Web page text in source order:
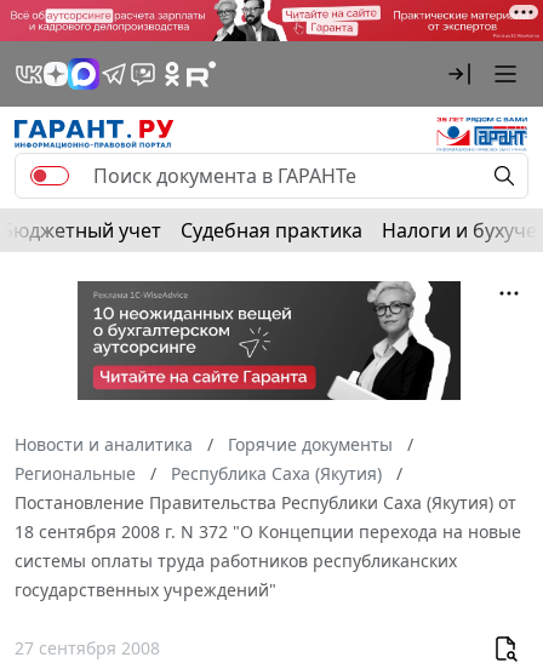
Бюджетный учет Судебная практика Налоги и
Новости и аналитика
Горячие документы
Региональные
Республика Саха (Якутия)
Постановление Правительства Республики Саха (Якутия) от
18 сентября 2008 г. N 372 "О Концепции перехода на новые
системы оплаты труда работников республиканских
государственных учреждений"
27 сентября 2008